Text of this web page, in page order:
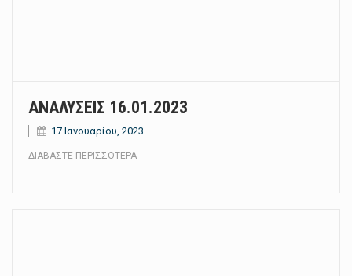
ΑΝΑΛΥΣΕΙΣ 16.01.2023
17 Ιανουαρίου, 2023
ΔΙΑΒΆΣΤΕ ΠΕΡΙΣΣΌΤΕΡΑ